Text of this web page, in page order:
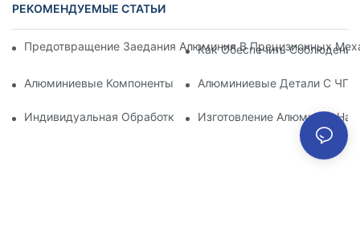
РЕКОМЕНДУЕМЫЕ СТАТЬИ
Предотвращение Заедания Алюминия В Прецизионных
Как Обеспечить
Алюминиевые Компоненты, Обработанные Методом
Алюминиевые Детали С
Индивидуальная Обработка Алюминия: Изучение
Изготовление Алюминия